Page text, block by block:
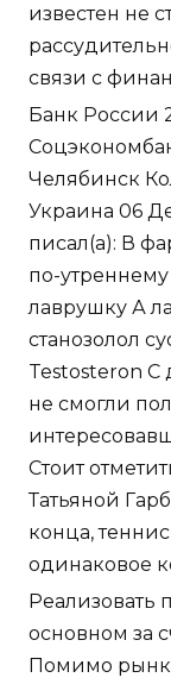
известен не
связи с
Банк России
Челябинск
Украина 06
писал(а): В
по-
лаврушку А
станозолол
Testosteron
не смогли
Стоит
Татьяной
конца,
одинаковое
Реализовать
основном за
Помимо